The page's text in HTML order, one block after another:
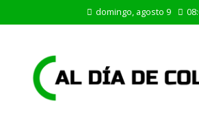
domingo, agosto 9